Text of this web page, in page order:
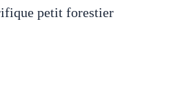
petit forestier